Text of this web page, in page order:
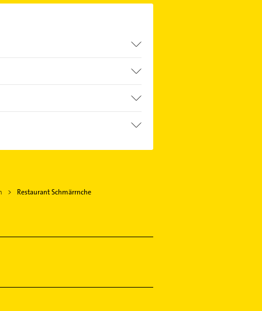
Restaurant Schmärrnche